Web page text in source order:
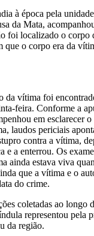
à época pela
da Mata,
foi localizado o corpo
que o corpo era da
da vítima foi
feira. Conforme a
em esclarecer
laudos periciais
contra a vítima,
e a enterrou. Os
ainda estava viva
que a vítima e o
do crime.
coletadas ao longo
representou pela
da região.